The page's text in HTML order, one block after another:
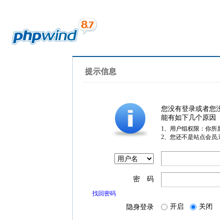
提示信息
您没有登录或者您
能有如下几个原因
1、用户组权限：你所
2、您还不是站点会员
密 码
找回密码
隐身登录 开启 关闭